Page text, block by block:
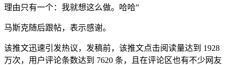
理由只有一个：我就想这么做。哈哈”
马斯克随后跟帖，表示感谢。
该推文迅速引发热议，发稿前，该推文点击阅读量达到 1928
万次，用户评论条数达到 7620 条，且在评论区也有不少网友